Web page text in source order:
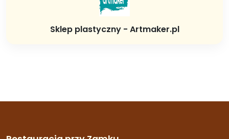
Sklep plastyczny - Artmaker.pl